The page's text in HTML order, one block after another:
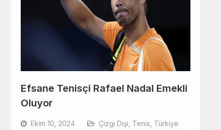
Efsane Tenisçi Rafael Nadal Emekli
Oluyor
Ekim 10, 2024 Çizgi Dışı Tenis Türkiye